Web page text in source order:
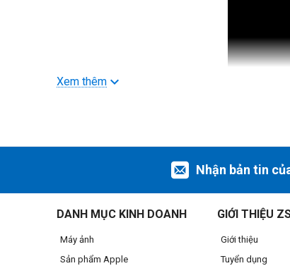
Hiệu năng đồ họa đẳng cấp mới
để tăng đáng kể mức sử dụng GPU trung bình, qua
Xem thêm
Nhận bản tin
DANH MỤC KINH DOANH
Máy ảnh
Sản phẩm Apple
GIỚI THIỆU
Giới thiệu
Tuyển dụng